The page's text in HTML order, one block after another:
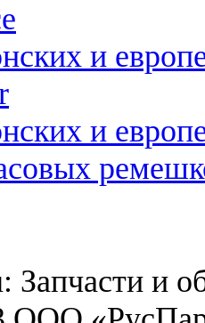
и
и
Запчасти и